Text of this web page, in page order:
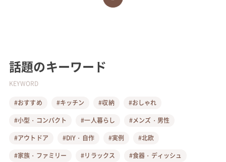
話題のキーワード
KEYWORD
#おすすめ #キッチン #収納
#おしゃれ
#小型・コンパクト
#一人暮らし
#メンズ・男性
#アウトドア
#DIY・自作 #実例
#北欧
#家族・ファミリー
#リラックス
#食器・ディッシュ